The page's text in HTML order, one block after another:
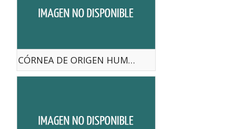
CÓRNEA DE ORIGEN HUMANO